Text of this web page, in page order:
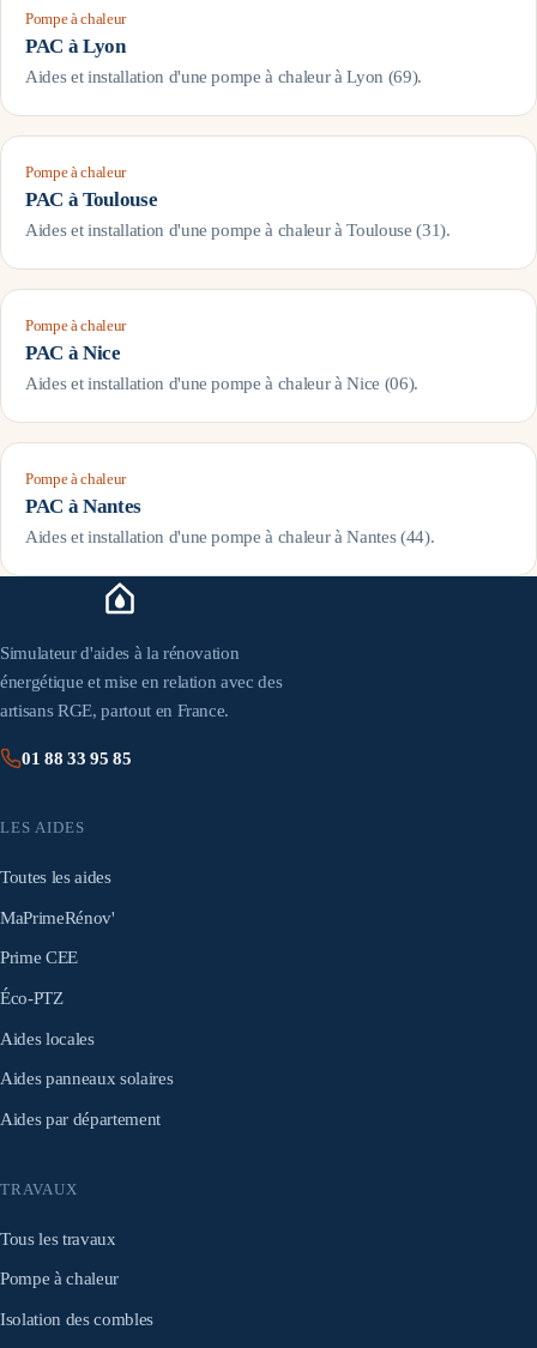
Pompe à chaleur
PAC àLyon
Aides et installation d'une pompe à chaleur àLyon (69).
Pompe à chaleur
PAC àToulouse
Aides et installation d'une pompe à chaleur àToulouse (31).
Pompe à chaleur
PAC àNice
Aides et installation d'une pompe à chaleur àNice (06).
Pompe à chaleur
PAC àNantes
Aides et installation d'une pompe à chaleur àNantes(44).
Simulateur d'aides à la rénovation
énergétique et mise en relation avec des
artisans RGE, partout en France.
01 88 33 95 85
LES AIDES
Toutes les aides
MaPrimeRénov'
Prime CEE
Éco-PTZ
Aides locales
Aides panneaux solaires
Aides par département
TRAVAUX
Tous les travaux
Pompe à chaleur
Isolation des combles